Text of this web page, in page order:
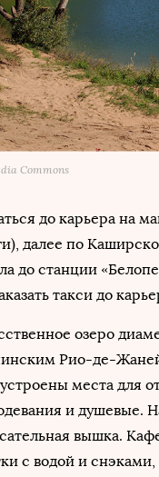
Commons
до карьера на
далее по
до станции
такси до
озеро
Рио-де-
места для
и душевые.
вышка.
с водой и